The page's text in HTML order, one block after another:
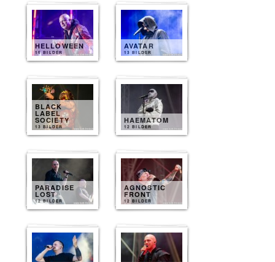
HELLOWEEN
15 BILDER
AVATAR
13 BILDER
BLACK
LABEL
SOCIETY
13 BILDER
HAEMATOM
12 BILDER
PARADISE
LOST
12 BILDER
AGNOSTIC
FRONT
12 BILDER